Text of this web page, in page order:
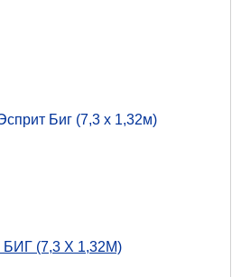
(7,3 Х 1,32М)